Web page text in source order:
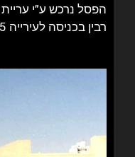
הפסל נרכש ע”י
רבין בכניסה לעירייה 1985.